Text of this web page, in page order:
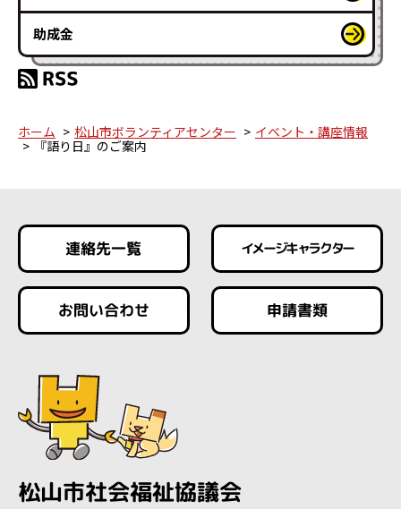
助成金
ホーム 松山市ボランティアセンター
イベント・講座情報
『語り日』のご案内
連絡先一覧 イメージキャラクター
お問い合わせ 申請書類
松山市社会福祉協議会